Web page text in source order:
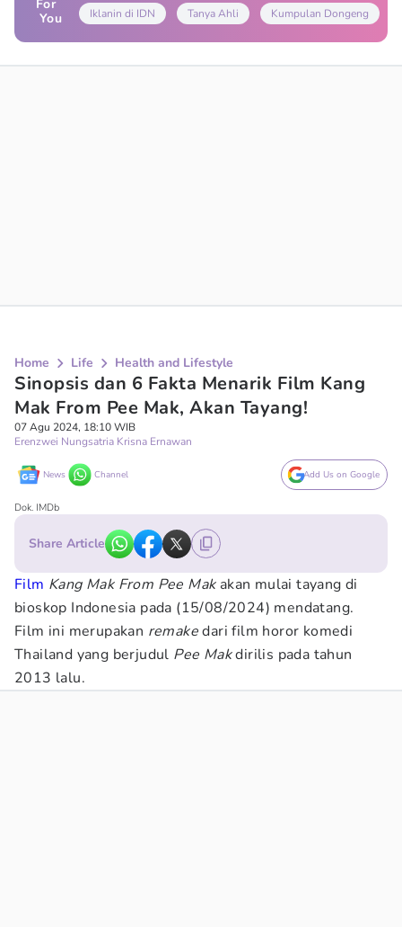
For
You
Iklanin di IDN Tanya Ahli Kumpulan Dongeng
Home Life Health and Lifestyle
Sinopsis dan 6 Fakta Menarik Film Kang
Mak From Pee Mak, Akan Tayang!
07 Agu 2024, 18:10 WIB
Erenzwei Nungsatria Krisna Ernawan
News Channel Add Us on Google
Dok. IMDb
Share Article
Film Kang Mak From Pee Makakan mulai tayang di
bioskop Indonesia pada (15/08/2024) mendatang.
Film ini merupakan remakedari film horor komedi
Thailand yang berjudul Pee Makdirilis pada tahun
2013 lalu.